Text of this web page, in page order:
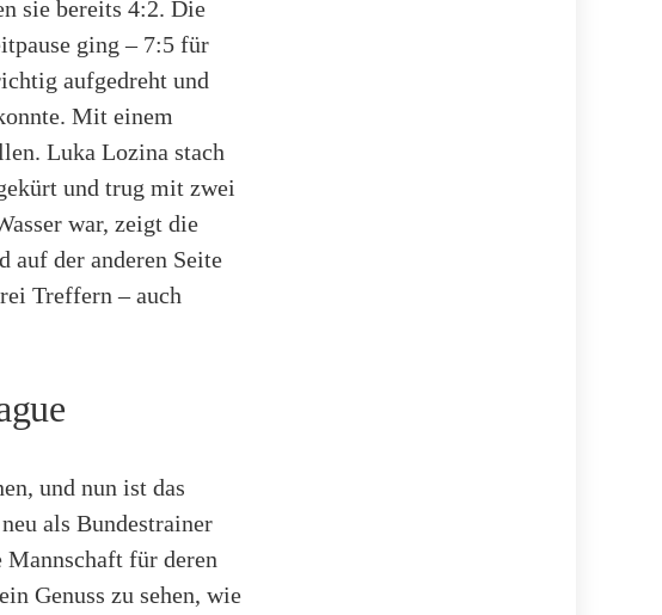
sie bereits 4:2. Die
ging – 7:5 für
aufgedreht und
Mit einem
Luka Lozina stach
und trug mit zwei
war, zeigt die
auf der anderen Seite
Treffern – auch
und nun ist das
als Bundestrainer
Mannschaft für deren
Genuss zu sehen, wie